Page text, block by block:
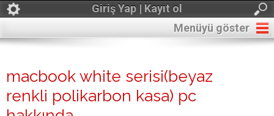
Giriş Yap | Kayıt ol
Menüyü göster
macbook white serisi(beyaz
renkli polikarbon kasa) pc